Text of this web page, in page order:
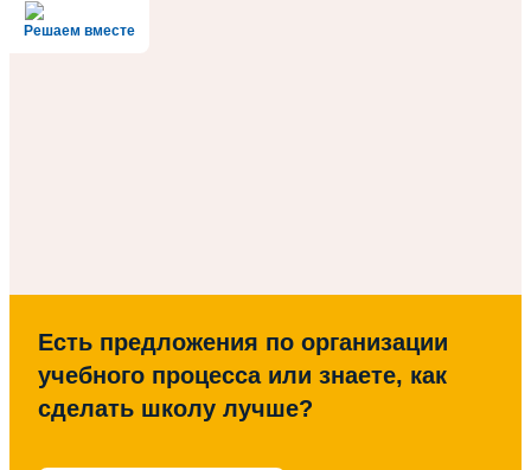
Решаем вместе
Есть предложения по организации
учебного процесса или знаете, как
сделать школу лучше?